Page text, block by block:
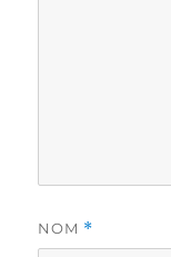
NOM *